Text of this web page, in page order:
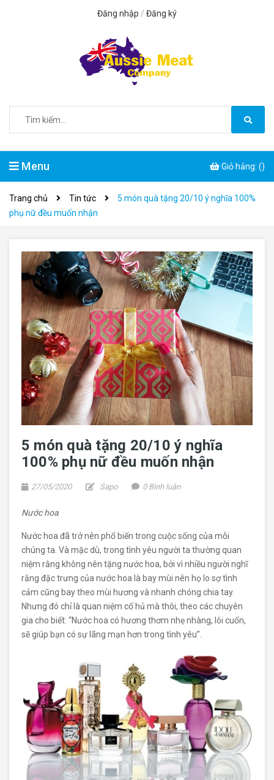
Đăng nhập / Đăng ký
Menu Giỏ hảng: ()
Trang chủ Tin tức
5 món quà tặng 20/10 ý nghĩa 100%
phụ nữ đều muốn nhận
5 món quà tặng 20/10 ý nghĩa
100% phụ nữ đều muốn nhận
27/05/2020 Sapo 0 Bình luận
Nước hoa
Nước hoa đã trở nên phổ biến trong cuộc sống của mỗi
chúng ta. Và mặc dù, trong tình yêu người ta thường quan
niệm rằng không nên tặng nước hoa, bởi vì nhiều người nghĩ
rằng đặc trưng của nước hoa là bay mùi nên họ lo sợ tình
cảm cũng bay theo mùi hương và nhanh chóng chia tay.
Nhưng đó chỉ là quan niệm cổ hủ mà thôi, theo các chuyên
gia cho biết: “Nước hoa có hương thơm nhẹ nhàng, lôi cuốn,
sẽ giúp bạn có sự lãng mạn hơn trong tình yêu”.